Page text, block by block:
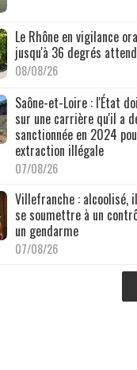
Le Rhône en vigilance
jusqu'à 36 degrés
08/08/26
Saône-et-Loire : l'État
sur une carrière qu'il a
sanctionnée en 2024
extraction illégale
07/08/26
Villefranche : alcoolisé,
se soumettre à un
un gendarme
07/08/26